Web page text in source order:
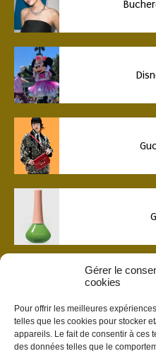
Gérer le
cookies
Pour offrir les meilleures
telles que les cookies pour stocker
appareils. Le fait de consentir à ces
des données telles que le
Share